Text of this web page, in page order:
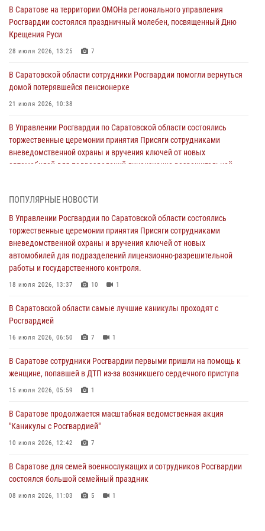
В Саратове на территории ОМОНа регионального управления
Росгвардии состоялся праздничный молебен, посвященный Дню
Крещения Руси
28 июля 2026, 13:25 7
В Саратовской области сотрудники Росгвардии помогли вернуться
домой потерявшейся пенсионерке
21 июля 2026, 10:38
В Управлении Росгвардии по Саратовской области состоялись
торжественные церемонии принятия Присяги сотрудниками
вневедомственной охраны и вручения ключей от новых
автомобилей для подразделений лицензионно-разрешительной
В Саратовской области самые лучшие каникулы проходят с
Росгвардией
16 июля 2026, 06:50 7 1
В Саратове сотрудники Росгвардии первыми пришли на помощь к
женщине, попавшей в ДТП из-за возникшего сердечного приступа
В Саратове продолжается масштабная ведомственная акция
"Каникулы с Росгвардией"
В Саратовской области при содействии спецназа Росгвардии
задержан подозреваемый в незаконном обороте наркотиков
В Саратове для семей военнослужащих и сотрудников Росгвардии
состоялся большой семейный праздник
ПОПУЛЯРНЫЕ НОВОСТИ
В Управлении Росгвардии по Саратовской области состоялись
торжественные церемонии принятия Присяги сотрудниками
вневедомственной охраны и вручения ключей от новых
автомобилей для подразделений лицензионно-разрешительной
работы и государственного контроля.
18 июля 2026, 13:37 10 1
В Саратовской области самые лучшие каникулы проходят с
Росгвардией
16 июля 2026, 06:50 7 1
В Саратове сотрудники Росгвардии первыми пришли на помощь к
женщине, попавшей в ДТП из-за возникшего сердечного приступа
15 июля 2026, 05:59 1
В Саратове продолжается масштабная ведомственная акция
"Каникулы с Росгвардией"
10 июля 2026, 12:42 7
В Саратове для семей военнослужащих и сотрудников Росгвардии
состоялся большой семейный праздник
08 июля 2026, 11:03 5 1